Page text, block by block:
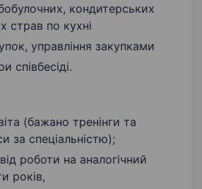
кондитерських
страв по кухні
управління закупками
співбесіді.
(бажано тренінги та
за спеціальністю);
роботи на аналогічний
років,